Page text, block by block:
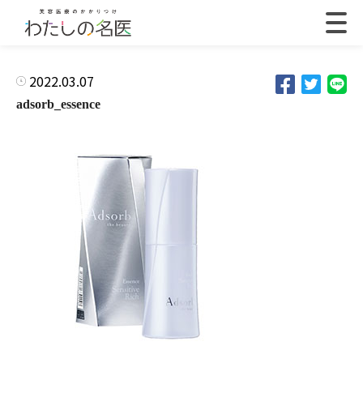
2022.03.07
adsorb_essence